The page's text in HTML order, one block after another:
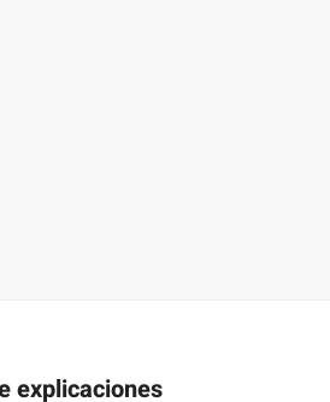
explicaciones